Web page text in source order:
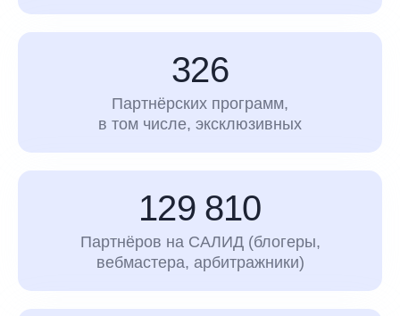
326
Партнёрских программ,
в том числе, эксклюзивных
129 810
Партнёров на САЛИД (блогеры,
вебмастера, арбитражники)